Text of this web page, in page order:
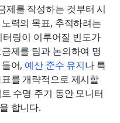
제를 작성하는 것부터 시
터링이 이루어질 빈도가
제를 팀과 논의하여 명
어, 예산 준수 유지나 특
를 개략적으로 제시할
수명 주기 동안 모니터
합니다.